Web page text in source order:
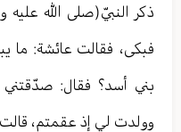
ذكر النبيّ(صلى الله
فبكى، فقالت عائشة: ما
بني أسد؟ فقال: صدّقتني
وولدت لي إذ عقمتم،